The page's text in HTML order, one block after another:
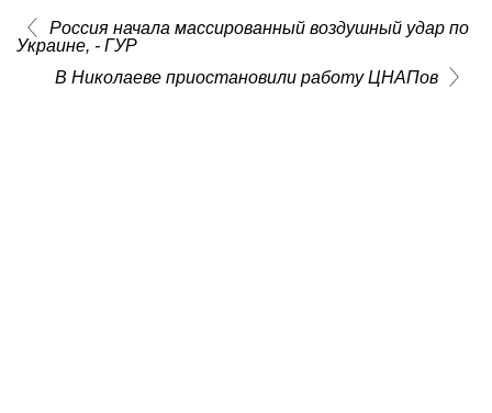
Россия начала массированный воздушный удар по
Украине, - ГУР
В Николаеве приостановили работу ЦНАПов